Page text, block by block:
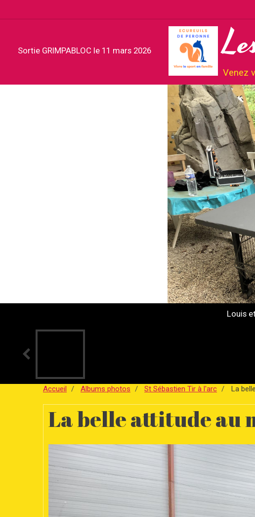
Sortie GRIMPABLOC le 11 mars 2026
Venez
Louis
Accueil Albums photos St Sébastien Tir à l'arc La
La belle attitude au